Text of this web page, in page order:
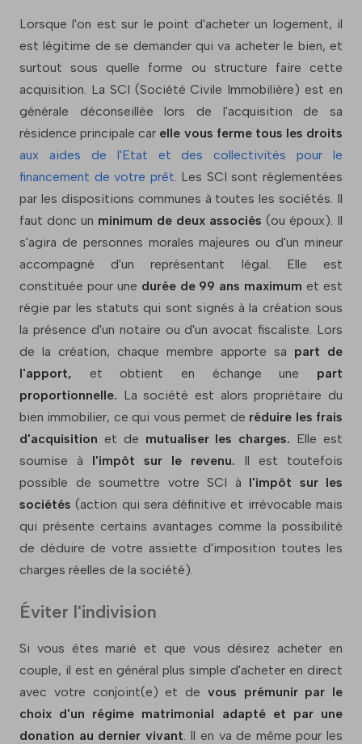
Lorsque l'on est sur le point d'acheter un logement, il
est légitime de se demander qui va acheter le bien, et
surtout sous quelle forme ou structure faire cette
acquisition. La SCI (Société Civile Immobilière) est en
générale déconseillée lors de l'acquisition de sa
résidence principale car elle vous ferme tous les droits
aux aides de l'Etat et des collectivités pour le
financement de votre prêt. Les SCI sont réglementées
par les dispositions communes à toutes les sociétés. Il
faut donc un minimum de deux associés (ou époux). Il
s'agira de personnes morales majeures ou d'un mineur
accompagné d'un représentant légal. Elle est
constituée pour une durée de 99 ans maximum et est
régie par les statuts qui sont signés à la création sous
la présence d'un notaire ou d'un avocat fiscaliste. Lors
de la création, chaque membre apporte sa part de
l'apport, et obtient en échange une part
proportionnelle. La société est alors propriétaire du
bien immobilier, ce qui vous permet de réduire les frais
d'acquisition et de mutualiser les charges. Elle est
soumise à l'impôt sur le revenu. Il est toutefois
possible de soumettre votre SCI à l'impôt sur les
sociétés (action qui sera définitive et irrévocable mais
qui présente certains avantages comme la possibilité
de déduire de votre assiette d'imposition toutes les
charges réelles de la société).
Éviter l'indivision
Si vous êtes marié et que vous désirez acheter en
couple, il est en général plus simple d'acheter en direct
avec votre conjoint(e) et de vous prémunir par le
choix d'un régime matrimonial adapté et par une
donation au dernier vivant . Il en va de même pour les